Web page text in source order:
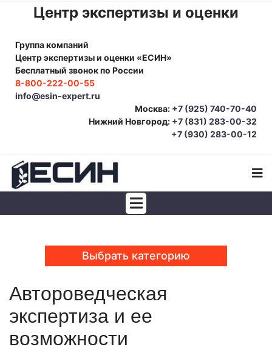
Центр экспертизы и оценки
Группа компаний
Центр экспертизы и оценки «ЕСИН»
Бесплатный звонок по России
8-800-222-00-55
info@esin-expert.ru
Москва: +7 (925) 740-70-40
Нижний Новгород: +7 (831) 283-00-32
+7 (930) 283-00-12
Почерковедческая экспертиза
Товароведческая экспертиза
Автотехническая экспертиза
Экспертиза электробытовой техники
Экспертиза по технике безопасности
Выбрать категорию
Фоноскопическая экспертиза
Психологическая экспертиза
Автотехническая экспертиза
Юридическая экспертиза
Экспертиза изделий из металлов
Экспертиза электробытовой техники
Автороведческая
экспертиза и ее
возможности